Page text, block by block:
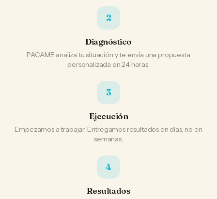
2
Diagnóstico
PACAME analiza tu situación y te envía una propuesta
personalizada en 24 horas.
3
Ejecución
Empezamos a trabajar. Entregamos resultados en días, no en
semanas.
4
Resultados